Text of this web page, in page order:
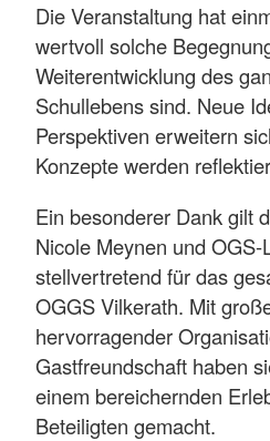
Die Veranstaltung hat
wertvoll solche
Weiterentwicklung des
Schullebens sind. Neue
Perspektiven erweitern
Konzepte werden
Ein besonderer Dank gilt
Nicole Meynen und
stellvertretend für das
OGGS Vilkerath. Mit
hervorragender
Gastfreundschaft haben
einem bereichernden
Beteiligten gemacht.